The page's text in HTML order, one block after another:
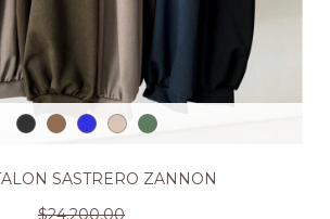
SASTRERO ZANNON
$24.200,00